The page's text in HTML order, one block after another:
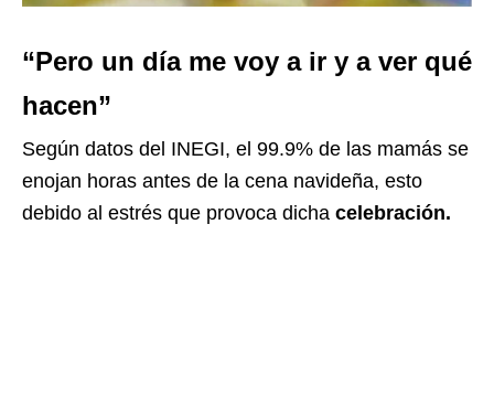
“Pero un día me voy a ir y a ver qué
hacen”
Según datos del INEGI, el 99.9% de las mamás se
enojan horas antes de la cena navideña, esto
debido al estrés que provoca dicha celebración.